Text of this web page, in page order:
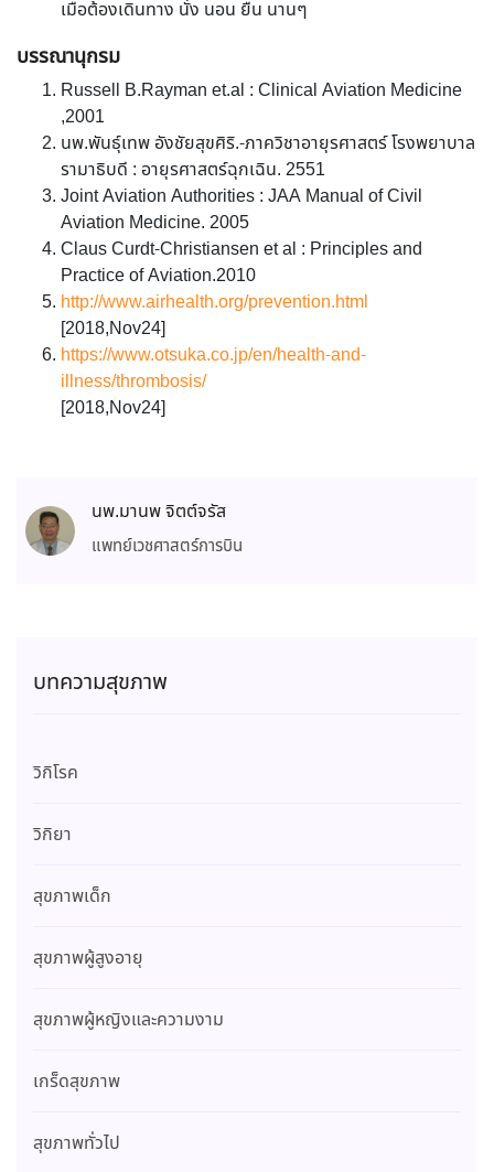
เมื่อต้องเดินทาง นั่ง นอน ยืน นานๆ
บรรณานุกรม
Russell B.Rayman et.al : Clinical Aviation Medicine
,2001
นพ.พันธุ์เทพ อังชัยสุขศิริ.-ภาควิชาอายุรศาสตร์ โรงพยาบาล
รามาธิบดี : อายุรศาสตร์ฉุกเฉิน. 2551
Joint Aviation Authorities : JAA Manual of Civil
Aviation Medicine. 2005
Claus Curdt-Christiansen et al : Principles and
Practice of Aviation.2010
http://www.airhealth.org/prevention.html
[2018,Nov24]
https://www.otsuka.co.jp/en/health-and-
illness/thrombosis/
[2018,Nov24]
นพ.มานพ จิตต์จรัส
แพทย์เวชศาสตร์การบิน
บทความสุขภาพ
วิกิโรค
วิกิยา
สุขภาพเด็ก
สุขภาพผู้สูงอายุ
สุขภาพผู้หญิงและความงาม
เกร็ดสุขภาพ
สุขภาพทั่วไป